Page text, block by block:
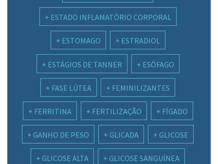
ESTADO INFLAMATÓRIO CORPORAL
ESTOMAGO ESTRADIOL
ESTÁGIOS DE TANNER ESÔFAGO
FASE LÚTEA FEMINILIZANTES
FERRITINA FERTILIZAÇÃO FÍGADO
GANHO DE PESO GLICADA GLICOSE
GLICOSE ALTA GLICOSE SANGUÍNEA